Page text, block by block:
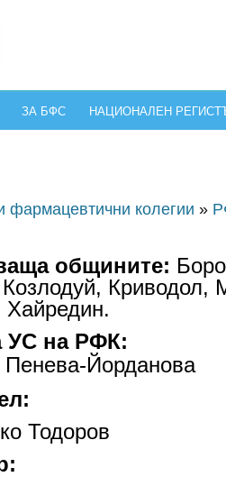
ЗА БФС НАЦИОНАЛЕН
фармацевтични колегии »
общините:
Криводол,
УС на РФК:
Йорданова
Тодоров